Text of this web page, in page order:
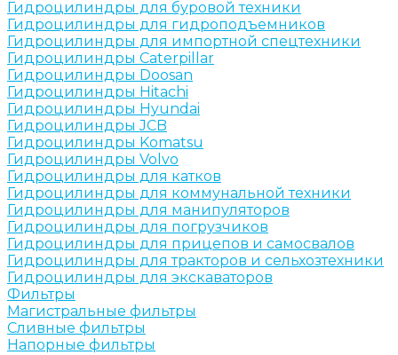
Гидроцилиндры для буровой техники
Гидроцилиндры для гидроподъемников
Гидроцилиндры для импортной спецтехники
Гидроцилиндры Caterpillar
Гидроцилиндры Doosan
Гидроцилиндры Hitachi
Гидроцилиндры Hyundai
Гидроцилиндры JCB
Гидроцилиндры Komatsu
Гидроцилиндры Volvo
Гидроцилиндры для катков
Гидроцилиндры для коммунальной техники
Гидроцилиндры для манипуляторов
Гидроцилиндры для погрузчиков
Гидроцилиндры для прицепов и самосвалов
Гидроцилиндры для тракторов и сельхозтехники
Гидроцилиндры для экскаваторов
Фильтры
Магистральные фильтры
Сливные фильтры
Напорные фильтры